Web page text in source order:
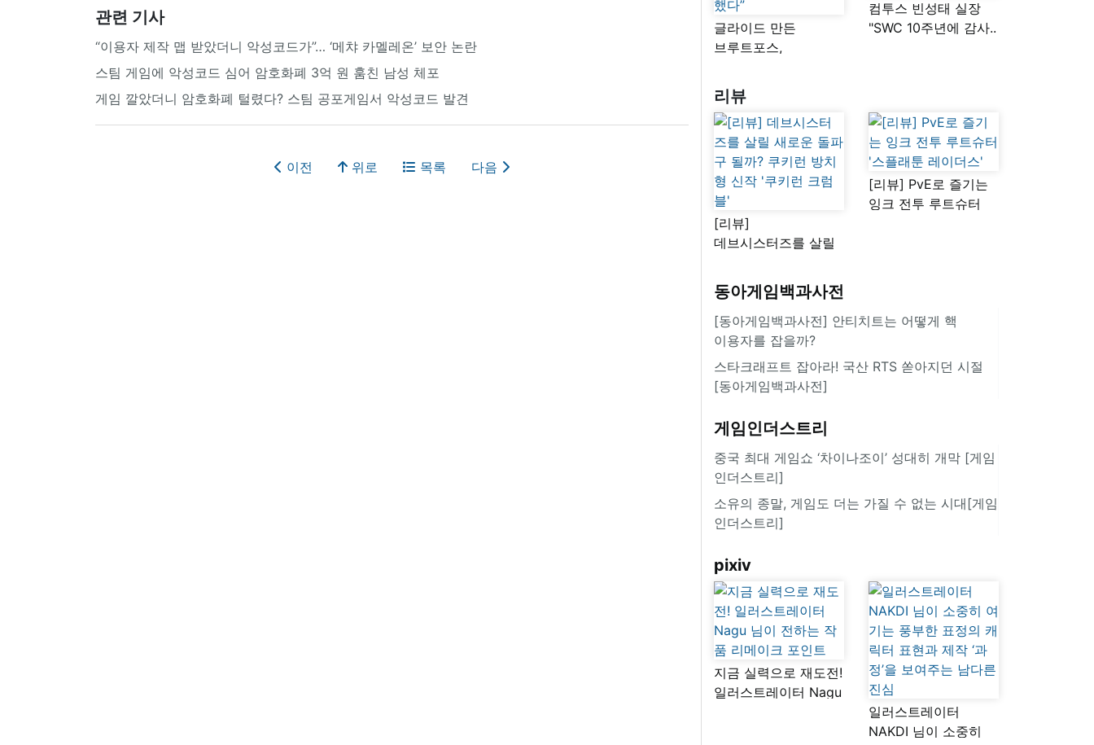
관련 기사
“이용자 제작 맵 받았더니 악성코드가”… ‘메챠 카멜레온’ 보안 논란
스팀 게임에 악성코드 심어 암호화폐 3억 원 훔친 남성 체포
게임 깔았더니 암호화폐 털렸다? 스팀 공포게임서 악성코드 발견
이전 위로 목록 다음
글라이드 만든
브루트포스,
자연스럽게 세상이
넓어지는 재미를
추구했다”
컴투스 빈성태 실장
"SWC 10주년에 감사..
리뷰
[리뷰]
데브시스터즈를 살릴
쿠키런 방치형 신작
'쿠키런 크럼블'
[리뷰] PvE로 즐기는
잉크 전투 루트슈터
동아게임백과사전
[동아게임백과사전] 안티치트는 어떻게 핵
이용자를 잡을까?
스타크래프트 잡아라! 국산 RTS 쏟아지던 시절
[동아게임백과사전]
게임인더스트리
중국 최대 게임쇼 ‘차이나조이’ 성대히 개막 [게임
인더스트리]
소유의 종말, 게임도 더는 가질 수 없는 시대[게임
인더스트리]
pixiv
지금 실력으로 재도전!
일러스트레이터 Nagu
일러스트레이터
NAKDI 님이 소중히